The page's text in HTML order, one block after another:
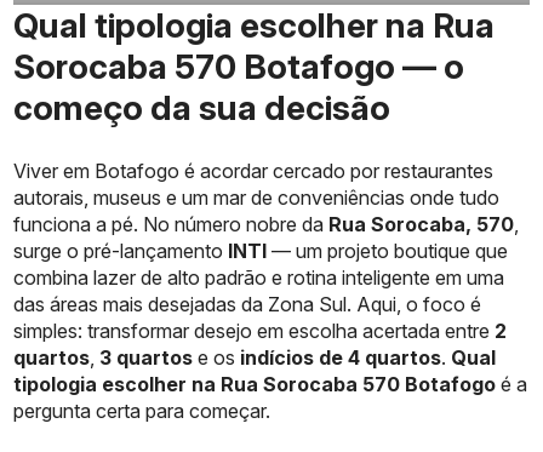
Qual tipologia escolher na Rua
Sorocaba 570 Botafogo — o
começo da sua decisão
Viver em Botafogo é acordar cercado por restaurantes
autorais, museus e um mar de conveniências onde tudo
funciona a pé. No número nobre da Rua Sorocaba, 570
surge o pré-lançamento INTI — um projeto boutique que
combina lazer de alto padrão e rotina inteligente em uma
das áreas mais desejadas da Zona Sul. Aqui, o foco é
simples: transformar desejo em escolha acertada entre 2
quartos 3 quartos e os indícios de 4 quartos. Qual
tipologia escolher na Rua Sorocaba 570 Botafogo é a
pergunta certa para começar.